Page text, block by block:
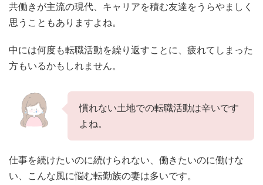
共働きが主流の現代、キャリアを積む友達をうらやましく
思うこともありますよね。
中には何度も転職活動を繰り返すことに、疲れてしまった
方もいるかもしれません。
慣れない土地での転職活動は辛いです
よね。
仕事を続けたいのに続けられない、働きたいのに働けな
い、こんな風に悩む転勤族の妻は多いです。